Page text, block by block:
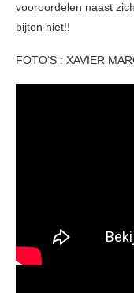
vooroordelen naast
bijten niet!!
FOTO’S : XAVIER